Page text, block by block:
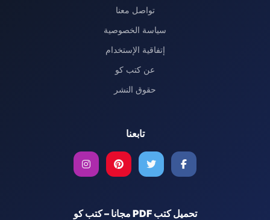
تواصل معنا
سياسة الخصوصية
إتفاقية الإستخدام
عن كتب كو
حقوق النشر
تابعنا
تحميل كتب PDF مجانا – كتب كو